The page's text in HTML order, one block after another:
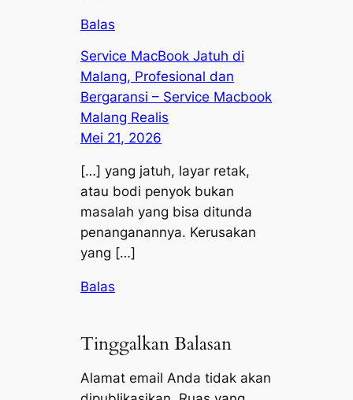
Balas
Service MacBook Jatuh di
Malang, Profesional dan
Bergaransi – Service Macbook
Malang Realis
Mei 21, 2026
[…] yang jatuh, layar retak,
atau bodi penyok bukan
masalah yang bisa ditunda
penanganannya. Kerusakan
yang […]
Balas
Tinggalkan Balasan
Alamat email Anda tidak akan